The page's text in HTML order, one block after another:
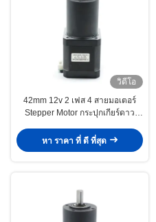
วิดีโอ
42mm 12v 2 เฟส 4 สายมอเตอร์
Stepper Motor กระปุกเกียร์ดาว
หา ราคา ที่ ดี ที่สุด